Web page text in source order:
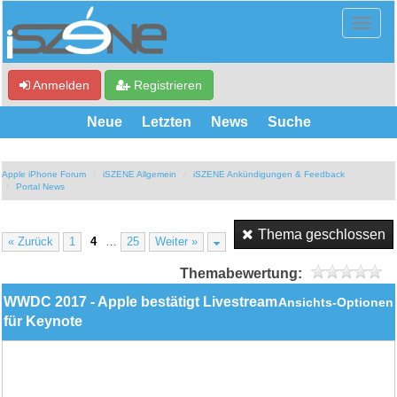
Anmelden Registrieren
Neue Letzten News Suche
Apple iPhone Forum iSZENE Allgemein
iSZENE Ankündigungen & Feedback
Portal News
« Zurück 1 4 25 Weiter » Thema geschlossen
Themabewertung:
Ansichts-Optionen
WWDC 2017 - Apple bestätigt Livestream
für Keynote